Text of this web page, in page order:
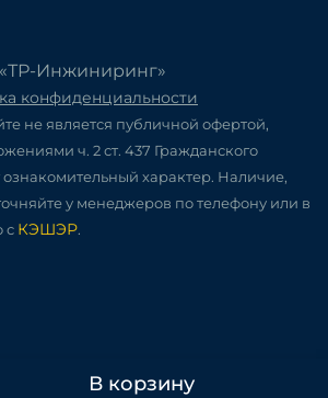
В корзину
Инжиниринг»
конфиденциальности
не является публичной офертой,
ч. 2 ст. 437 Гражданского
характер. Наличие,
у менеджеров по телефону или в
с КЭШЭР.